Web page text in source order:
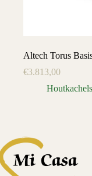
Altech Torus
€3.813,00
Houtkachels